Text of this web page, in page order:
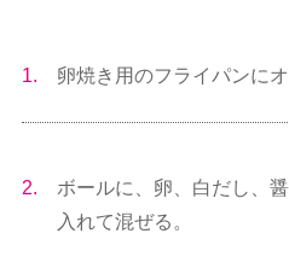
1. 卵焼き用のフライパンに
2.
ボールに、卵、白だし、
入れて混ぜる。